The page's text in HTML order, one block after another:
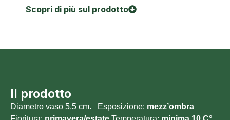
Scopri di più sul prodotto
Il prodotto
Diametro vaso 5,5 cm. Esposizione: mezz’ombra